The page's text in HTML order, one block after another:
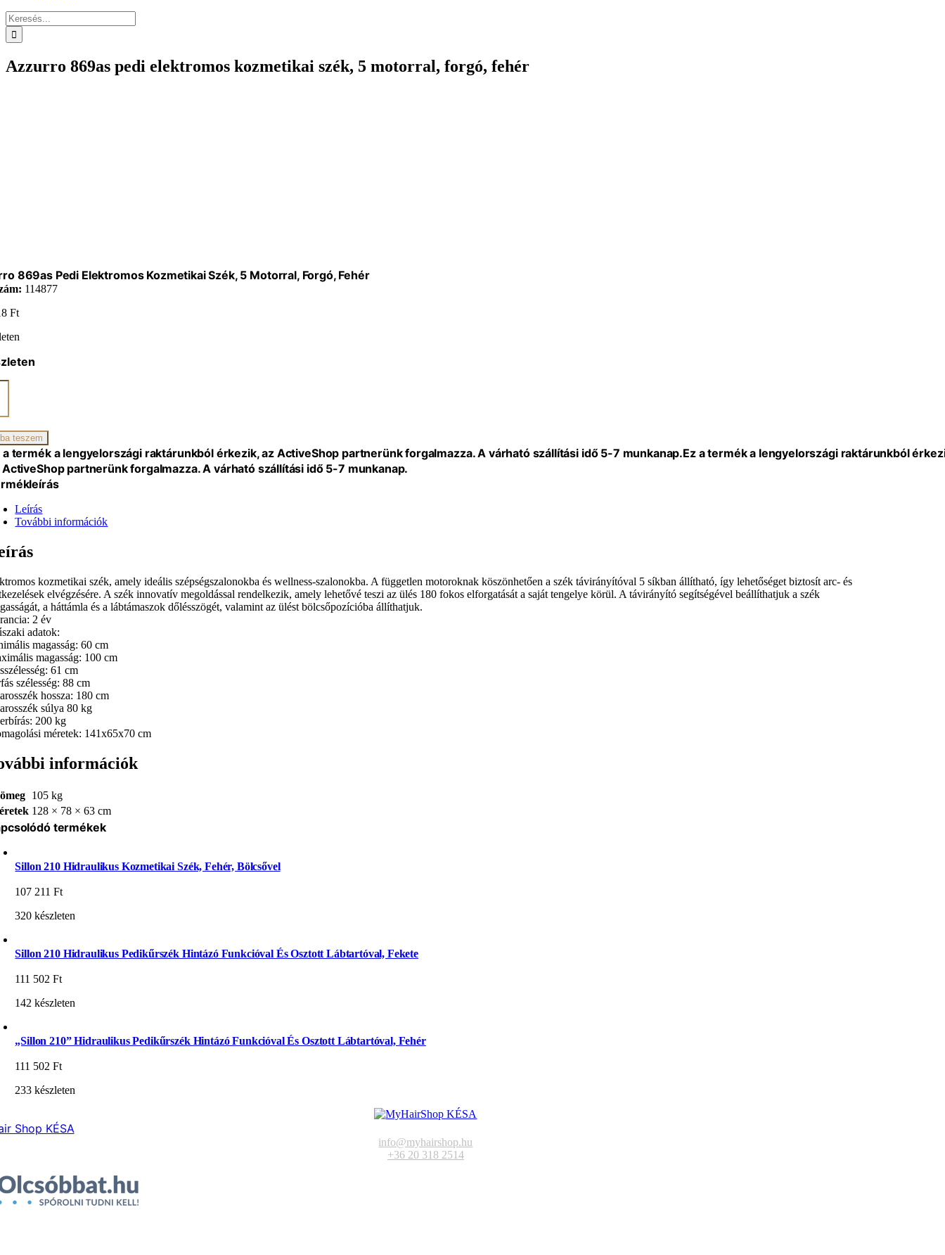
Keresés...
Azzurro 869as pedi elektromos kozmetikai szék, 5 motorral, forgó, fehér
869as Pedi Elektromos Kozmetikai Szék, 5 Motorral, Forgó, Fehér
114877
Ft
teszem
a termék a lengyelországi raktárunkból érkezik, az ActiveShop partnerünk forgalmazza. A várható szállítási idő 5-7 munkanap.Ez a termék a lengyelországi raktárunkból
ActiveShop partnerünk forgalmazza. A várható szállítási idő 5-7 munkanap.
Leírás
További információk
kozmetikai szék, amely ideális szépségszalonokba és wellness-szalonokba. A független motoroknak köszönhetően a szék távirányítóval 5 síkban állítható, így lehetőséget biztosít arc- és
elvégzésére. A szék innovatív megoldással rendelkezik, amely lehetővé teszi az ülés 180 fokos elforgatását a saját tengelye körül. A távirányító segítségével beállíthatjuk a szék
a háttámla és a lábtámaszok dőlésszögét, valamint az ülést bölcsőpozícióba állíthatjuk.
2 év
adatok:
magasság: 60 cm
magasság: 100 cm
61 cm
szélesség: 88 cm
hossza: 180 cm
súlya 80 kg
200 kg
méretek: 141x65x70 cm
információk
105 kg
128 × 78 × 63 cm
termékek
Sillon 210 Hidraulikus Kozmetikai Szék, Fehér, Bölcsővel
107 211Ft
320 készleten
Sillon 210 Hidraulikus Pedikűrszék Hintázó Funkcióval És Osztott Lábtartóval, Fekete
111 502Ft
142 készleten
„Sillon 210” Hidraulikus Pedikűrszék Hintázó Funkcióval És Osztott Lábtartóval, Fehér
111 502Ft
233 készleten
Shop KÉSA
info@myhairshop.hu
+36 20 318 2514